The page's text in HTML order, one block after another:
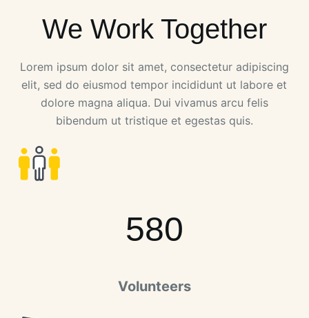
We Work Together
Lorem ipsum dolor sit amet, consectetur adipiscing
elit, sed do eiusmod tempor incididunt ut labore et
dolore magna aliqua. Dui vivamus arcu felis
bibendum ut tristique et egestas quis.
580
Volunteers